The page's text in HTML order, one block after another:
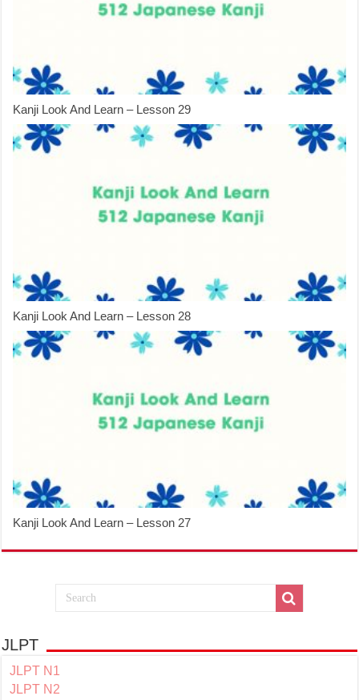
Kanji Look And Learn – Lesson 29
Kanji Look And Learn – Lesson 28
Kanji Look And Learn – Lesson 27
JLPT
JLPT N1
JLPT N2